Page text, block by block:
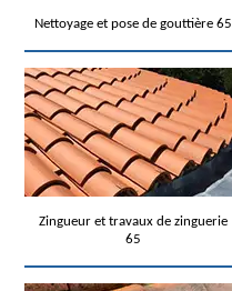
Nettoyage et pose de gouttière 65
Zingueur et travaux de zinguerie
65